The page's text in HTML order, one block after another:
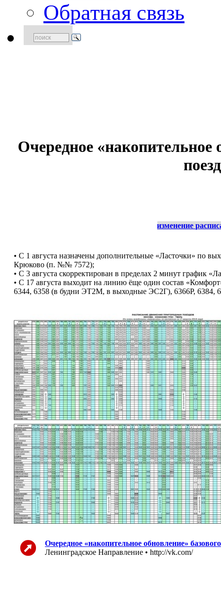
Обратная связь
Очередное «накопительное
изменение
• С 1 августа назначены дополнительные «Ласточки» по
Крюково (п. №№ 7572);
• С 3 августа скорректирован в пределах 2 минут график
• С 17 августа выходит на линию ёще один состав
6344, 6358 (в будни ЭТ2М, в выходные ЭС2Г), 6366Р, 6384,
Очередное «накопительное обновление»
Ленинградское Направление • http://vk.com/